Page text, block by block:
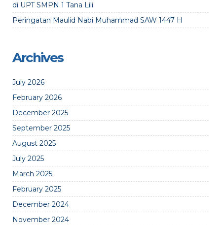
di UPT SMPN 1 Tana Lili
Peringatan Maulid Nabi Muhammad SAW 1447 H
Archives
July 2026
February 2026
December 2025
September 2025
August 2025
July 2025
March 2025
February 2025
December 2024
November 2024